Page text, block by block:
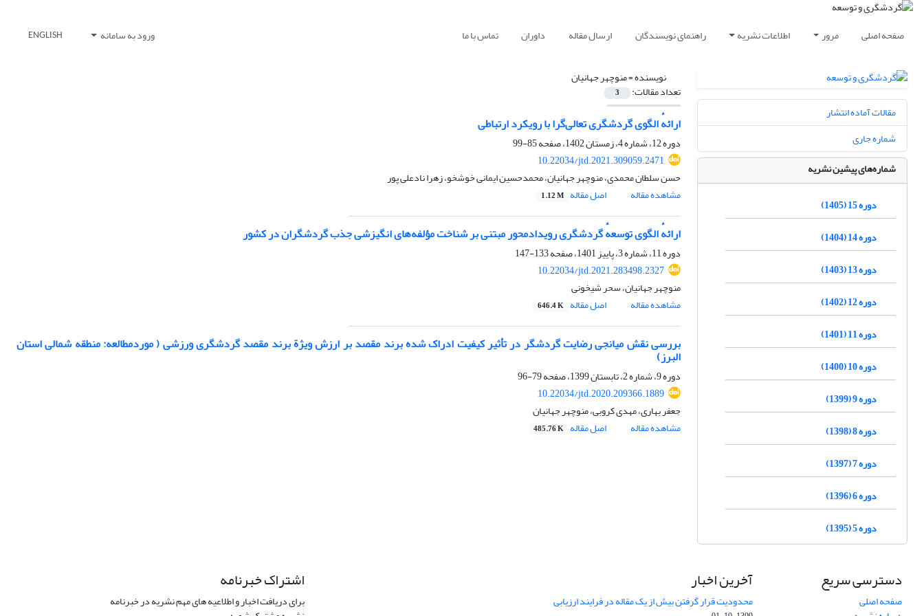
صفحه اصلی مرور اطلاعات نشریه راهنمای نویسندگان ارسال مقاله داوران تماس با ما ورود به سامانه ENGLISH
نویسنده =منوچهر جهانیان
تعداد مقالات: 3
ارائهٔ الگوی گردشگری تعالی‌گرا با رویکرد ارتباطی
دوره 12، شماره 4، زمستان 1402، صفحه
85-99
10.22034/jtd.2021.309059.2471
حسن سلطان محمدی، منوچهر جهانیان، محمدحسین ایمانی خوشخو، زهرا نادعلی پور
مشاهده مقاله
اصل مقاله 1.12 M
ارائهٔ الگوی توسعهٔ گردشگری رویدادمحور مبتنی بر شناخت مؤلفه‌‏های انگیزشی جذب گردشگران در کشور
دوره 11، شماره 3، پاییز 1401، صفحه
133-147
10.22034/jtd.2021.283498.2327
منوچهر جهانیان، سحر شیخونی
مشاهده مقاله
اصل مقاله 646.4 K
بررسی نقش میانجی رضایت گردشگر در تأثیر کیفیت ادراک شده برند مقصد بر ارزش ویژة برند مقصد گردشگری ورزشی ( موردمطالعه: منطقه شمالی استان
البرز)
دوره 9، شماره 2، تابستان 1399، صفحه
79-96
10.22034/jtd.2020.209366.1889
جعفر بهاری، مهدی کروبی، منوچهر جهانیان
مشاهده مقاله
اصل مقاله 485.76 K
مقالات آماده انتشار
شماره جاری
شماره‌های پیشین نشریه
دوره 15 (1405)
دوره 14 (1404)
دوره 13 (1403)
دوره 12 (1402)
دوره 11 (1401)
دوره 10 (1400)
دوره 9 (1399)
دوره 8 (1398)
دوره 7 (1397)
دوره 6 (1396)
دوره 5 (1395)
دسترسی سریع
صفحه اصلی
آخرین اخبار
محدودیت قرار گرفتن بیش از یک مقاله در فرایند ارزیابی
اشتراک خبرنامه
برای دریافت اخبار و اطلاعیه های مهم نشریه در خبرنامه